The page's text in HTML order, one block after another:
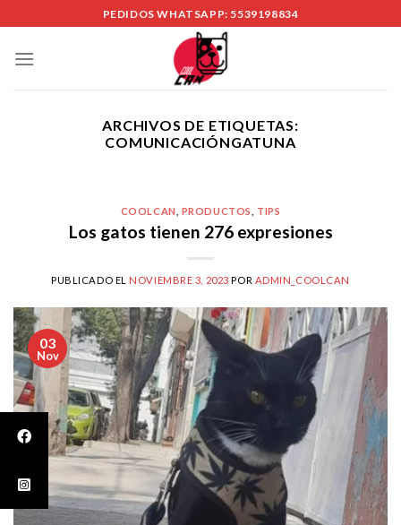
to
content
PEDIDOS WHATSAPP: 5539198834
ARCHIVOS DE ETIQUETAS:
COMUNICACIÓNGATUNA
COOLCAN PRODUCTOS TIPS
Los gatos tienen 276 expresiones
PUBLICADO EL NOVIEMBRE 3, 2023 POR ADMIN_COOLCAN
03
Nov